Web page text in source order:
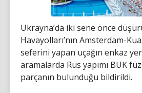
Ukrayna’da iki sene önce
Havayolları’nın Amsterdam-
seferini yapan uçağın enkaz
aramalarda Rus yapımı BUK
parçanın bulunduğu bildirildi.